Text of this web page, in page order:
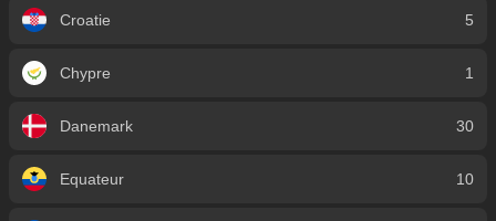
Croatie 5
Chypre 1
Danemark 30
Equateur 10